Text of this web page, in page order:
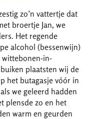
zo’n vattertje dat
broertje Jan, we
Het regende
alcohol (bessenwijn)
wittebonen-in-
plaatsten wij de
het butagasje vóór in
we geleerd hadden
plensde zo en het
warm en geurden